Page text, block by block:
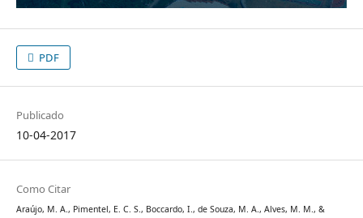
PDF
Publicado
10-04-2017
Como Citar
Araújo, M. A., Pimentel, E. C. S., Boccardo, I., de Souza, M. A., Alves, M. M., &